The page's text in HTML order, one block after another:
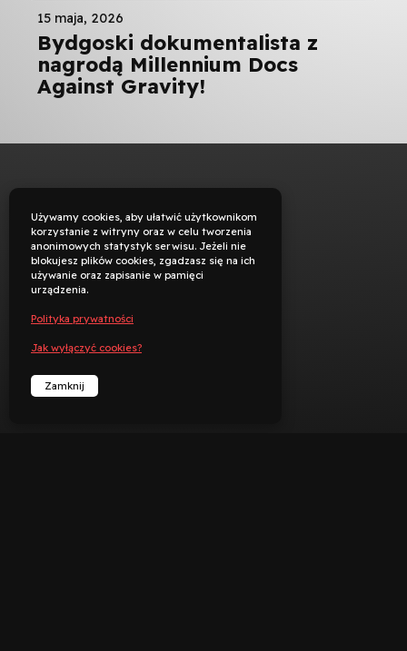
15 maja, 2026
Bydgoski dokumentalista z
nagrodą Millennium Docs
Against Gravity!
Używamy cookies, aby ułatwić użytkownikom
korzystanie z witryny oraz w celu tworzenia
anonimowych statystyk serwisu. Jeżeli nie
blokujesz plików cookies, zgadzasz się na ich
używanie oraz zapisanie w pamięci
urządzenia.
Polityka prywatności
Jak wyłączyć cookies?
Zamknij